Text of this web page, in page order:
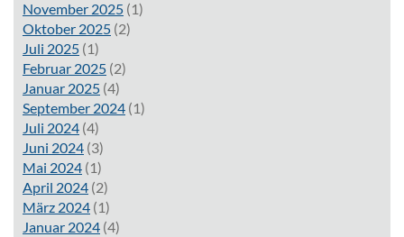
November 2025 (1)
Oktober 2025 (2)
Juli 2025 (1)
Februar 2025 (2)
Januar 2025 (4)
September 2024 (1)
Juli 2024 (4)
Juni 2024 (3)
Mai 2024 (1)
April 2024 (2)
März 2024 (1)
Januar 2024 (4)